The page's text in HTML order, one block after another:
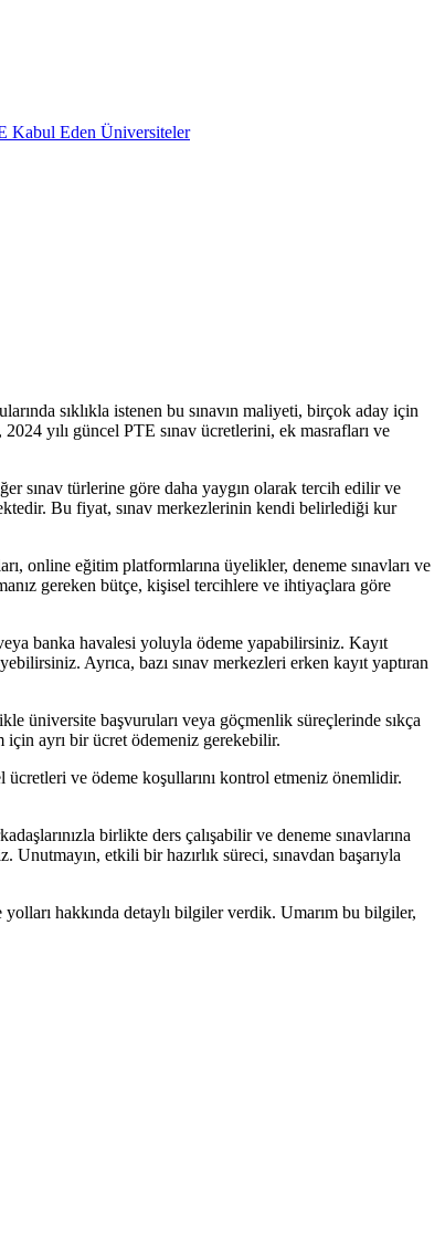
Kabul Eden Üniversiteler
sıklıkla istenen bu sınavın maliyeti, birçok aday için
yılı güncel PTE sınav ücretlerini, ek masrafları ve
sınav türlerine göre daha yaygın olarak tercih edilir ve
Bu fiyat, sınav merkezlerinin kendi belirlediği kur
online eğitim platformlarına üyelikler, deneme sınavları ve
gereken bütçe, kişisel tercihlere ve ihtiyaçlara göre
banka havalesi yoluyla ödeme yapabilirsiniz. Kayıt
Ayrıca, bazı sınav merkezleri erken kayıt yaptıran
üniversite başvuruları veya göçmenlik süreçlerinde sıkça
için ayrı bir ücret ödemeniz gerekebilir.
ve ödeme koşullarını kontrol etmeniz önemlidir.
birlikte ders çalışabilir ve deneme sınavlarına
etkili bir hazırlık süreci, sınavdan başarıyla
hakkında detaylı bilgiler verdik. Umarım bu bilgiler,